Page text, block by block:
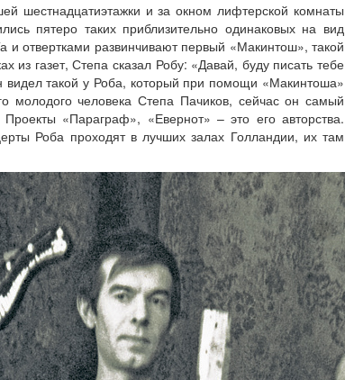
шестнадцатиэтажки и за окном лифтерской комнаты
пятеро таких приблизительно одинаковых на вид
отвертками развинчивают первый «Макинтош», такой
из газет, Степа сказал Робу: «Давай, буду писать тебе
такой у Роба, который при помощи «Макинтоша»
молодого человека Степа Пачиков, сейчас он самый
«Параграф», «Евернот» – это его авторства.
Роба проходят в лучших залах Голландии, их там